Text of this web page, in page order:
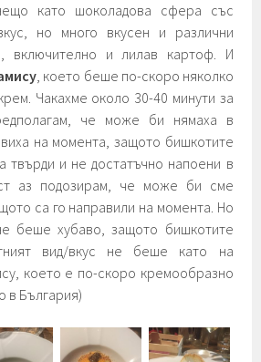
като шоколадова сфера със
но много вкусен и различни
включително и лилав картоф. И
, което беше по-скоро няколко
Чакахме около 30-40 минути за
че може би нямаха в
на момента, защото бишкотите
твърди и не достатъчно напоени в
аз подозирам, че може би сме
са го направили на момента. Но
беше хубаво, защото бишкотите
вид/вкус не беше като на
което е по-скоро кремообразно
в България)